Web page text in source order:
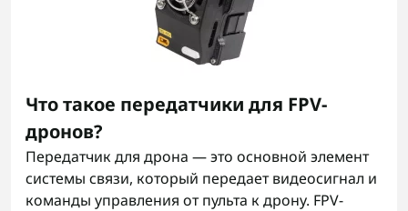
Что такое передатчики для FPV-
дронов?
Передатчик для дрона — это основной элемент
системы связи, который передает видеосигнал и
команды управления от пульта к дрону. FPV-